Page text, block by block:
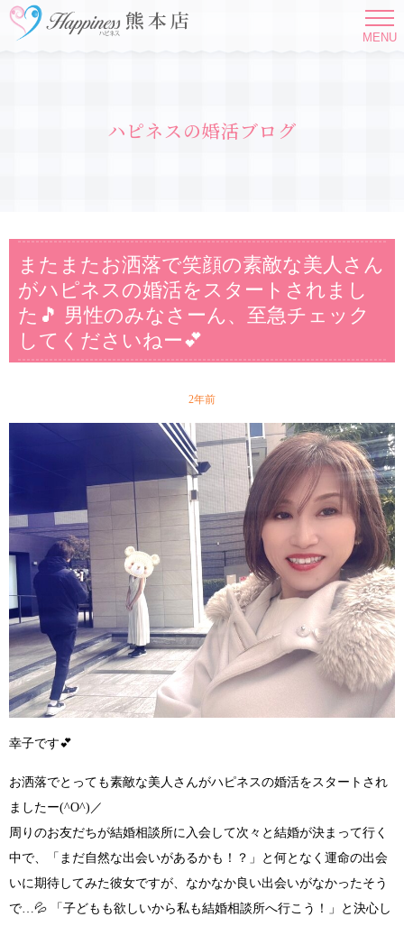
MENU
ハピネスの婚活ブログ
またまたお洒落で笑顔の素敵な美人さん
がハピネスの婚活をスタートされまし
た🎵 男性のみなさーん、至急チェック
してくださいねー💕
2年前
幸子です💕
お洒落でとっても素敵な美人さんがハピネスの婚活をスタートされ
ましたー(^O^)／
周りのお友だちが結婚相談所に入会して次々と結婚が決まって行く
中で、
「まだ自然な出会いがあるかも！？」 と何となく 運命の出会
いに期待してみた彼女ですが、 なかなか良い出会いがなかったそう
で…💦 「子どもも欲しいから私も結婚相談所へ行こう！」
と決心し